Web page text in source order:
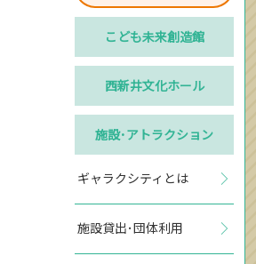
こども未来創造館
西新井文化ホール
施設･アトラクション
ギャラクシティとは
施設貸出･団体利用